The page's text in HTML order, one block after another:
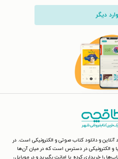
دیگر
و دانلود کتاب صوتی و الکترونیکی است. در
و الکترونیکی در دسترس است که در میان آن‌ها
را خریداری کرده یا امانت بگیرید و در موبایل،